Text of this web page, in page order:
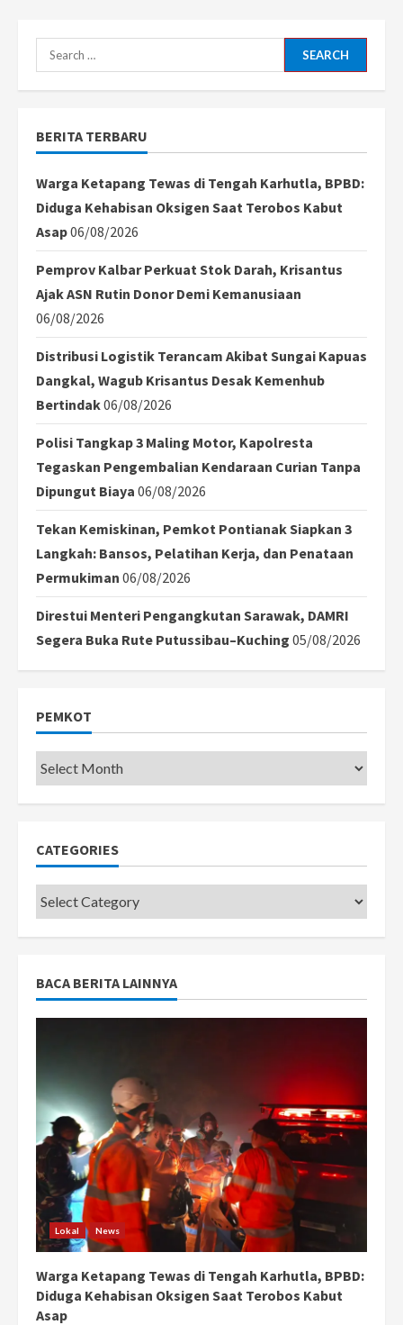
Search
for:
BERITA TERBARU
Warga Ketapang Tewas di Tengah Karhutla, BPBD:
Diduga Kehabisan Oksigen Saat Terobos Kabut
Asap06/08/2026
Pemprov Kalbar Perkuat Stok Darah, Krisantus
Ajak ASN Rutin Donor Demi Kemanusiaan
06/08/2026
Distribusi Logistik Terancam Akibat Sungai Kapuas
Dangkal, Wagub Krisantus Desak Kemenhub
Bertindak06/08/2026
Polisi Tangkap 3 Maling Motor, Kapolresta
Tegaskan Pengembalian Kendaraan Curian Tanpa
Dipungut Biaya 06/08/2026
Tekan Kemiskinan, Pemkot Pontianak Siapkan 3
Langkah: Bansos, Pelatihan Kerja, dan Penataan
Permukiman 06/08/2026
Direstui Menteri Pengangkutan Sarawak, DAMRI
Segera Buka Rute Putussibau–Kuching 05/08/2026
PEMKOT
Pemkot
CATEGORIES
Categories
BACA BERITA LAINNYA
Lokal News
Warga Ketapang Tewas di Tengah Karhutla, BPBD:
Diduga Kehabisan Oksigen Saat Terobos Kabut
Asap